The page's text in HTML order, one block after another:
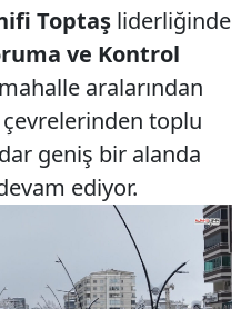
Toptaş liderliğinde
ve Kontrol
aralarından
toplu
geniş bir alanda
ediyor.